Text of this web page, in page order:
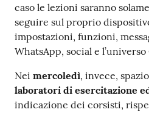
caso le lezioni saranno
seguire sul proprio
impostazioni, funzioni,
WhatsApp, social e l’universo
Nei mercoledì, invece,
laboratori di esercitazione
indicazione dei corsisti,